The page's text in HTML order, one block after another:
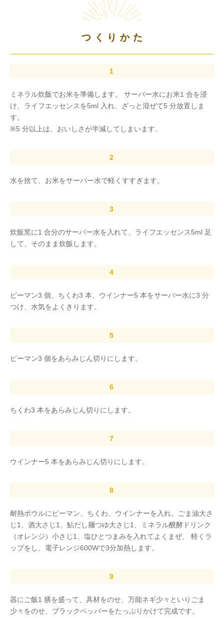
つくりかた
ミネラル炊飯でお米を準備します。 サーバー水にお米1 合を浸
け、ライフエッセンスを5ml 入れ、ざっと混ぜて5 分放置しま
す。
※5 分以上は、おいしさが半減してしまいます。
水を捨て、お米をサーバー水で軽くすすぎます。
炊飯窯に1 合分のサーバー水を入れて、ライフエッセンス5ml 足
して、そのまま炊飯します。
ピーマン3 個、ちくわ3 本、ウインナー5 本をサーバー水に3 分
つけ、水気をよくきります。
ピーマン3 個をあらみじん切りにします。
ちくわ3 本をあらみじん切りにします。
ウインナー5 本をあらみじん切りにします。
耐熱ボウルにピーマン、ちくわ、ウインナーを入れ、ごま油大さ
じ1、酒大さじ1、鮎だし麺つゆ大さじ1、ミネラル醗酵ドリンク
（オレンジ）小さじ1、塩ひとつまみを入れてよくまぜ、 軽くラ
ップをし、電子レンジ600Wで3分加熱します。
器にご飯1 膳を盛って、具材をのせ、万能ネギ少々といりごま
少々をのせ、ブラックペッパーをたっぷりかけて完成です。